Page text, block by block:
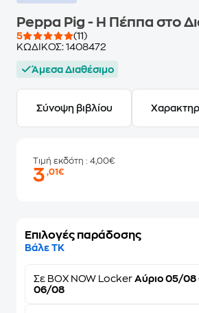
Peppa Pig - Η Πέππα στο
5
(11)
ΚΩΔΙΚΟΣ: 1408472
Άμεσα Διαθέσιμο
Σύνοψη βιβλίου
Τιμή εκδότη : 4,00€
3,01€
Επιλογές παράδοσης
Βάλε ΤΚ
Σε BOX NOW Locker Αύριο 05/08
06/08